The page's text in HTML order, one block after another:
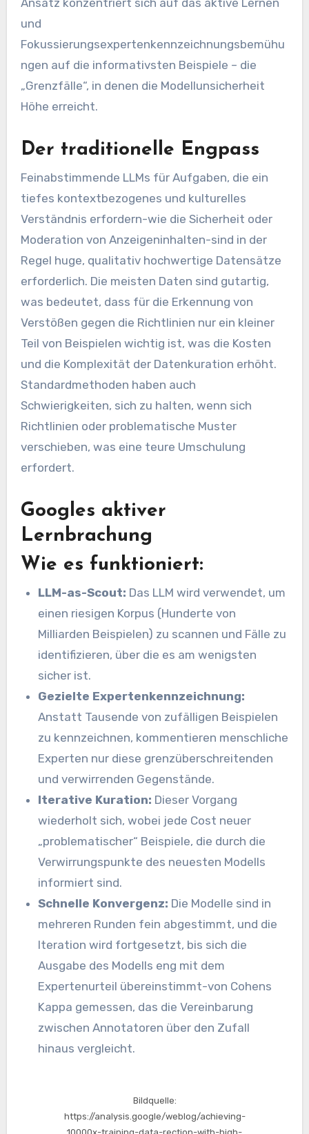
Ansatz konzentriert sich auf das aktive Lernen
und
Fokussierungsexpertenkennzeichnungsbemühu
ngen auf die informativsten Beispiele – die
„Grenzfälle“, in denen die Modellunsicherheit
Höhe erreicht.
Der traditionelle Engpass
Feinabstimmende LLMs für Aufgaben, die ein
tiefes kontextbezogenes und kulturelles
Verständnis erfordern-wie die Sicherheit oder
Moderation von Anzeigeninhalten-sind in der
Regel huge, qualitativ hochwertige Datensätze
erforderlich. Die meisten Daten sind gutartig,
was bedeutet, dass für die Erkennung von
Verstößen gegen die Richtlinien nur ein kleiner
Teil von Beispielen wichtig ist, was die Kosten
und die Komplexität der Datenkuration erhöht.
Standardmethoden haben auch
Schwierigkeiten, sich zu halten, wenn sich
Richtlinien oder problematische Muster
verschieben, was eine teure Umschulung
erfordert.
Googles aktiver
Lernbrachung
Wie es funktioniert:
LLM-as-Scout: Das LLM wird verwendet, um
einen riesigen Korpus (Hunderte von
Milliarden Beispielen) zu scannen und Fälle zu
identifizieren, über die es am wenigsten
sicher ist.
Gezielte Expertenkennzeichnung:
Anstatt Tausende von zufälligen Beispielen
zu kennzeichnen, kommentieren menschliche
Experten nur diese grenzüberschreitenden
und verwirrenden Gegenstände.
Iterative Kuration: Dieser Vorgang
wiederholt sich, wobei jede Cost neuer
„problematischer“ Beispiele, die durch die
Verwirrungspunkte des neuesten Modells
informiert sind.
Schnelle Konvergenz: Die Modelle sind in
mehreren Runden fein abgestimmt, und die
Iteration wird fortgesetzt, bis sich die
Ausgabe des Modells eng mit dem
Expertenurteil übereinstimmt-von Cohens
Kappa gemessen, das die Vereinbarung
zwischen Annotatoren über den Zufall
hinaus vergleicht.
Bildquelle:
https://analysis.google/weblog/achieving-